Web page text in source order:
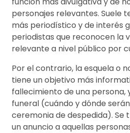
personajes relevantes. Suele
más periodístico y de interés
periodistas que reconocen la
relevante a nivel público por
Por el contrario, la esquela o
tiene un objetivo más
fallecimiento de una persona,
funeral (cuándo y dónde
ceremonia de despedida). Se
un anuncio a aquellas